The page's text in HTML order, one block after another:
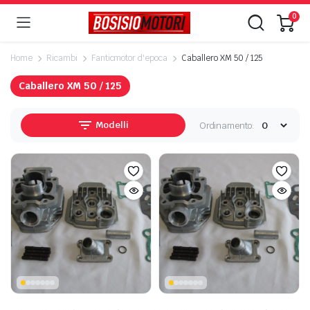
0
Home Ricambi Fanticmotor d'epoca Caballero XM 50 / 125
Caballero XM 50 / 125
Modelli Ordinamento: